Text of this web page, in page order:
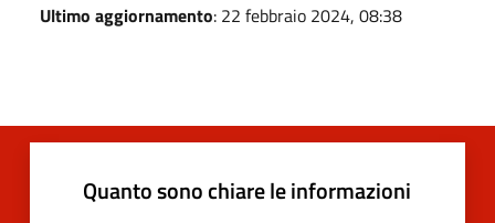
Ultimo aggiornamento: 22 febbraio 2024, 08:38
Quanto sono chiare le informazioni